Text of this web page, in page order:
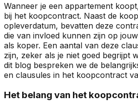
Wanneer je een appartement
bij het koopcontract. Naast de
opleverdatum, bevatten deze
die van invloed kunnen zijn op
als koper. Een aantal van deze
zijn, zeker als je niet goed begrijpt
dit blog bespreken we de
en clausules in het koopcontract
Het belang van het